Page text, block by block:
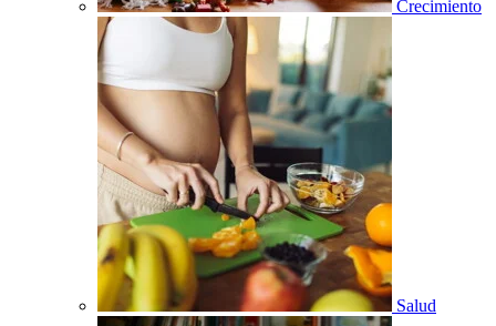
Crecimiento
Salud